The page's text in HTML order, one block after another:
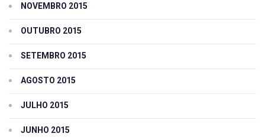
NOVEMBRO 2015
OUTUBRO 2015
SETEMBRO 2015
AGOSTO 2015
JULHO 2015
JUNHO 2015